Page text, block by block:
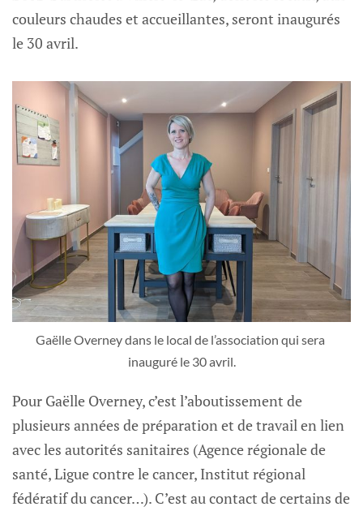
couleurs chaudes et accueillantes, seront inaugurés
le 30 avril.
Gaëlle Overney dans le local de l’association qui sera
inauguré le 30 avril.
Pour Gaëlle Overney, c’est l’aboutissement de
plusieurs années de préparation et de travail en lien
avec les autorités sanitaires (Agence régionale de
santé, Ligue contre le cancer, Institut régional
fédératif du cancer…). C’est au contact de certains de